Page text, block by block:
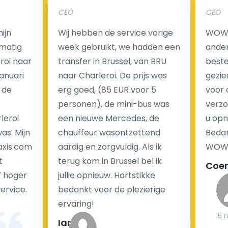
Een van de meest aantrekkelijke voordelen van
luchthaventaxi's is een vast tarief voor uw rit. In
tegenstelling tot traditionele taxi's met taxameter
brengen wij u geen extra kosten in rekening voor de
nachtrit.
We hebben geen ophaaltarief of extra kosten voor
wachttijd als uw vlucht vertraging heeft.
Kijk op onze website voor meer informatie over uw
transferkosten. Ons boekingsformulier bevat alle
mogelijke extra's die u kunt kiezen en de prijs die u
krijgt is transparant voor een passagier en een
naar
Mijn
hoger
CEO
Wij hebben de service vorige
week gebruikt, we hadden een
transfer in Brussel, van BRU
naar Charleroi. De prijs was
erg goed, (85 EUR voor 5
personen), de mini-bus was
een nieuwe Mercedes, de
chauffeur wasontzettend
aardig en zorgvuldig. Als ik
terug kom in Brussel bel ik
jullie opnieuw. Hartstikke
bedankt voor de plezierige
ervaring!
Ian
CEO
voor
u
15